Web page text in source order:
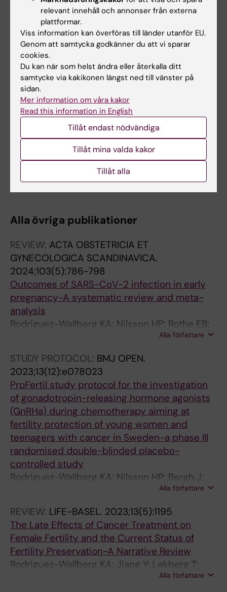
ARTICLE:NUCLEIC ACIDS RESEARCH.
2010;38(21):7778-7790
Crystal structure of the P2 C-repressor: a
binder of non-palindromic direct DNA repeats
Massad T; Skaar K; Nilsson H; Damberg P;
Henriksson-Peltola P; Haggard-Ljungquist E;
Hogbom M; Stenmark P
Alla författare
JOURNAL ARTICLE: FEBS JOURNAL.
2010;277(11):2428-2439
Translation initiation region dependency of
translation initiation in Escherichia coli
and kasugamycin
Surkov S; Nilsson H; Rasmussen LCV; Sperling-
Alla författare
Alla övriga publikationer
REVIEW: ACTA OBSTETRICIA ET
GYNECOLOGICA SCANDINAVICA.
2024;103(5):786-798
Outcomes of SARS-CoV-2 infection in early
pregnancy-A systematic review and meta-
analysis
Rodriguez-Wallberg KA; Nilsson HP; Rothe EB;
Alla författare
STUDY PROTOCOL: BMJ OPEN.
2023;13(12):e078023
ProFertil study protocol for the investigation
of gonadotropin-releasing hormone agonists
(GnRHa) during chemotherapy aiming at
fertility protection of young women and
teenagers with cancer in Sweden-a phase III
randomised double-blinded placebo-
controlled study
Rodriguez-Wallberg KA; Nilsson HP; Bergh J;
Malmros J; Ljungman P; Foukakis T; Stragliotto
CL; Friman EI; Linderholm B; Valachis A;
Andersson A; Harrysson S; Vennstrom L; Frisk
P; Moerse H; Eloranta S
Alla författare
REVIEW: LIFE-BASEL. 2023;13(5):1195
The Late Effects of Cancer Treatment on
Female Fertility and the Current Status of
Fertility Preservation-A Narrative Review
Rodriguez-Wallberg KA; Jiang Y; Lekberg T;
Alla författare
relevant innehåll och annonser från externa
plattformar.
Viss information kan överföras till länder utanför EU.
Genom att samtycka godkänner du att vi sparar
cookies.
Du kan när som helst ändra eller återkalla ditt
samtycke via kakikonen längst ned till vänster på
sidan.
Mer information om våra kakor
Read this information in English
Tillåt endast nödvändiga
Tillåt mina valda kakor
Tillåt alla